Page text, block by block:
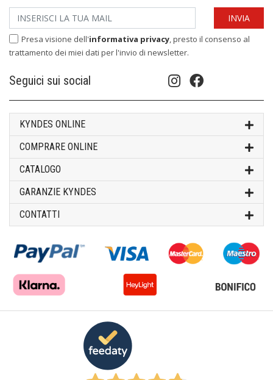
Presa visione dell'informativa privacy, presto il consenso al
trattamento dei miei dati per l'invio di newsletter.
Seguici sui social
KYNDES ONLINE
COMPRARE ONLINE
CATALOGO
GARANZIE KYNDES
CONTATTI